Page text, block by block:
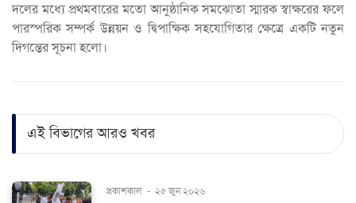
দলের মধ্যে প্রথমবারের মতো আনুষ্ঠানিক সমঝোতা স্মারক স্বাক্ষরের ফলে
পারস্পরিক সম্পর্ক উন্নয়ন ও দ্বিপাক্ষিক সহযোগিতার ক্ষেত্রে একটি নতুন
দিগন্তের সূচনা হলো।
এই বিভাগের আরও খবর
প্রকাশকাল - ২৫ জুন ২০২৬